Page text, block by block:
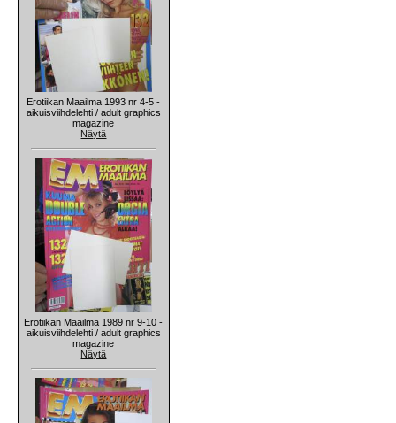
Erotiikan Maailma 1993 nr 4-5 -
aikuisviihdelehti / adult graphics
magazine
Näytä
Erotiikan Maailma 1989 nr 9-10 -
aikuisviihdelehti / adult graphics
magazine
Näytä